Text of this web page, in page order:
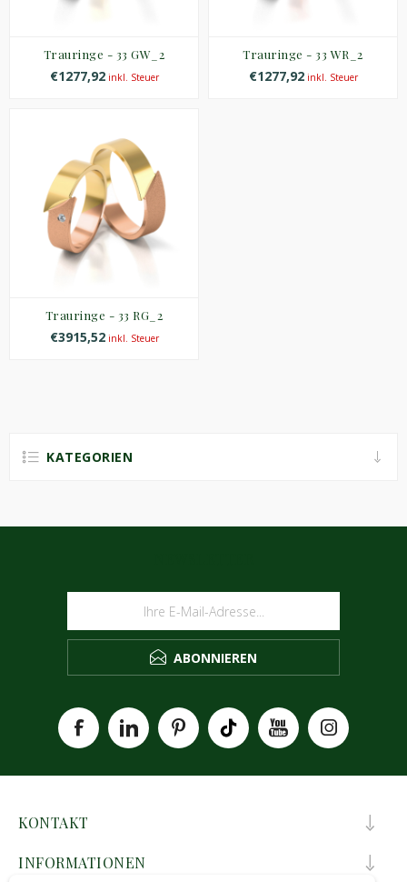
Trauringe - 33 GW_2
€1277,92inkl. Steuer
Trauringe - 33 WR_2
€1277,92inkl. Steuer
Trauringe - 33 RG_2
€3915,52inkl. Steuer
KATEGORIEN
ABONNIEREN
KONTAKT
INFORMATIONEN